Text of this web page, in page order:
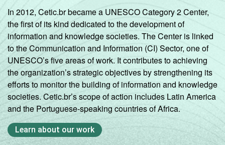
In 2012, Cetic.br became a UNESCO Category 2 Center,
the first of its kind dedicated to the development of
information and knowledge societies. The Center is linked
to the Communication and Information (CI) Sector, one of
UNESCO’s five areas of work. It contributes to achieving
the organization’s strategic objectives by strengthening its
efforts to monitor the building of information and knowledge
societies. Cetic.br’s scope of action includes Latin America
and the Portuguese-speaking countries of Africa.
Learn about our work